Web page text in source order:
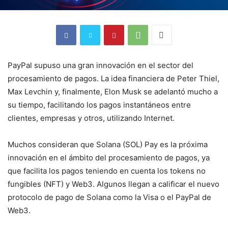
PayPal supuso una gran innovación en el sector del
procesamiento de pagos. La idea financiera de Peter Thiel,
Max Levchin y, finalmente, Elon Musk se adelantó mucho a
su tiempo, facilitando los pagos instantáneos entre
clientes, empresas y otros, utilizando Internet.
Muchos consideran que Solana (SOL) Pay es la próxima
innovación en el ámbito del procesamiento de pagos, ya
que facilita los pagos teniendo en cuenta los tokens no
fungibles (NFT) y Web3. Algunos llegan a calificar el nuevo
protocolo de pago de Solana como la Visa o el PayPal de
Web3.